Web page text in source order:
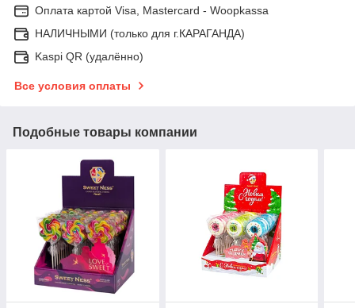
Оплата картой Visa, Mastercard - Woopkassa
НАЛИЧНЫМИ (только для г.КАРАГАНДА)
Kaspi QR (удалённо)
Все условия оплаты
Подобные товары компании